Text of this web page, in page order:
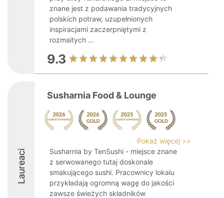
znane jest z podawania tradycyjnych
polskich potraw, uzupełnionych
inspiracjami zaczerpniętymi z
rozmaitych ...
9.3
Laureaci
Susharnia Food & Lounge
Pokaż więcej >>
Susharnia by TenSushi - miejsce znane
z serwowanego tutaj doskonale
smakującego sushi. Pracownicy lokalu
przykładają ogromną wagę do jakości
zawsze świeżych składników